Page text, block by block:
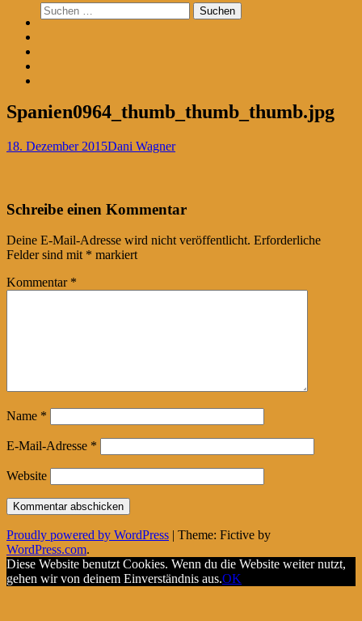
Suchen
nach:
Spanien0964_thumb_thumb_thumb.jpg
18. Dezember 2015Dani Wagner
Post
navigation
←
Schreibe einen Kommentar
Deine E-Mail-Adresse wird nicht veröffentlicht. Erforderliche
Felder sind mit * markiert
Kommentar *
Name *
E-Mail-Adresse *
Website
Proudly powered by WordPress | Theme: Fictive by
WordPress.com.
Diese Website benutzt Cookies. Wenn du die Website weiter nutzt,
gehen wir von deinem Einverständnis aus.OK